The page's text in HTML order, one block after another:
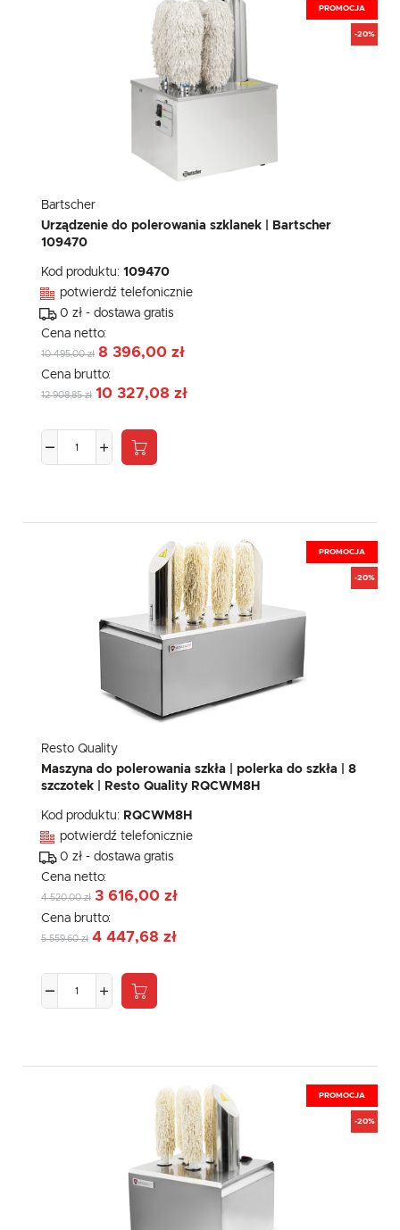
PROMOCJA
-20%
Bartscher
Urządzenie do polerowania szklanek | Bartscher
109470
Kod produktu: 109470
potwierdź telefonicznie
0 zł - dostawa gratis
Cena netto:
10 495,00 zł 8 396,00 zł
Cena brutto:
12 908,85 zł 10 327,08 zł
PROMOCJA
-20%
Resto Quality
Maszyna do polerowania szkła | polerka do szkła | 8
szczotek | Resto Quality RQCWM8H
Kod produktu: RQCWM8H
potwierdź telefonicznie
0 zł - dostawa gratis
Cena netto:
4 520,00 zł 3 616,00 zł
Cena brutto:
5 559,60 zł 4 447,68 zł
PROMOCJA
-20%